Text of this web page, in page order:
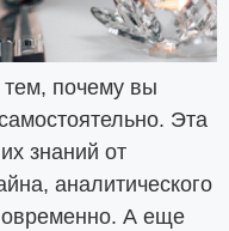
почему вы
Эта
знаний от
аналитического
А еще